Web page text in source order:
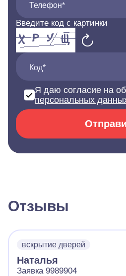
Телефон*
Введите код с картинки
Код*
Я даю согласие на
персональных
Отзывы
вскрытие дверей
Наталья
Заявка 9989904